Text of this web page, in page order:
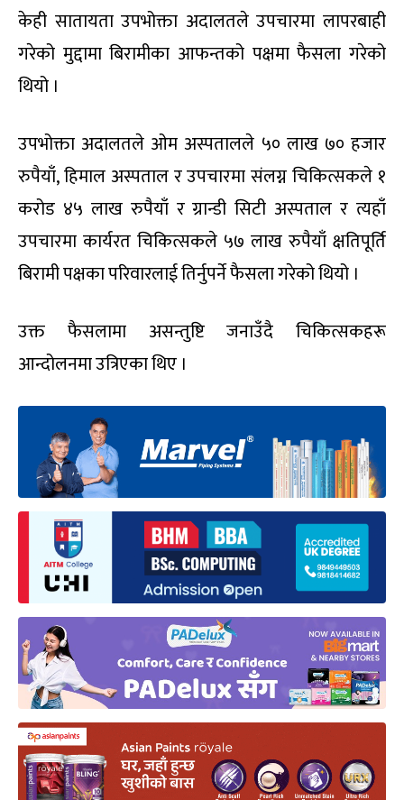
केही सातायता उपभोक्ता अदालतले उपचारमा लापरबाही
गरेको मुद्दामा बिरामीका आफन्तको पक्षमा फैसला गरेको
थियो ।
उपभोक्ता अदालतले ओम अस्पतालले ५० लाख ७० हजार
रुपैयाँ, हिमाल अस्पताल र उपचारमा संलग्न चिकित्सकले १
करोड ४५ लाख रुपैयाँ र ग्रान्डी सिटी अस्पताल र त्यहाँ
उपचारमा कार्यरत चिकित्सकले ५७ लाख रुपैयाँ क्षतिपूर्ति
बिरामी पक्षका परिवारलाई तिर्नुपर्ने फैसला गरेको थियो ।
उक्त फैसलामा असन्तुष्टि जनाउँदै चिकित्सकहरू
आन्दोलनमा उत्रिएका थिए ।